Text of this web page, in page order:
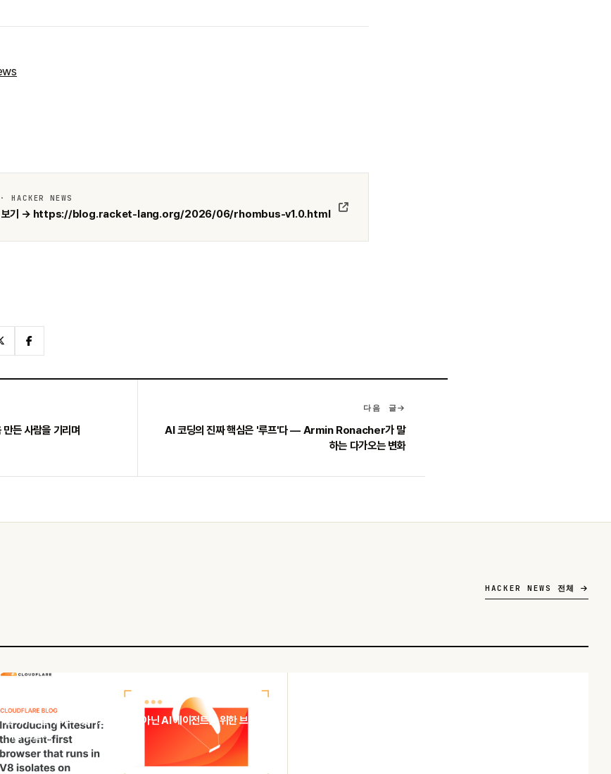
HACKER NEWS
보기 → https://blog.racket-lang.org/2026/06/rhombus-v1.0.html
든 사람을 기리며
다음 글
AI 코딩의 진짜 핵심은 '루프'다 — Armin Ronacher가 말
하는 다가오는 변화
HACKER NEWS 전체
클라우드플레어의 '킷서프', 사람이 아닌 AI 에이전트를 위한 브라우
저를 만들다